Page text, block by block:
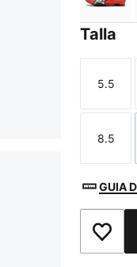
Red
Talla
Talla
5.5
Talla
8.5
GUIA